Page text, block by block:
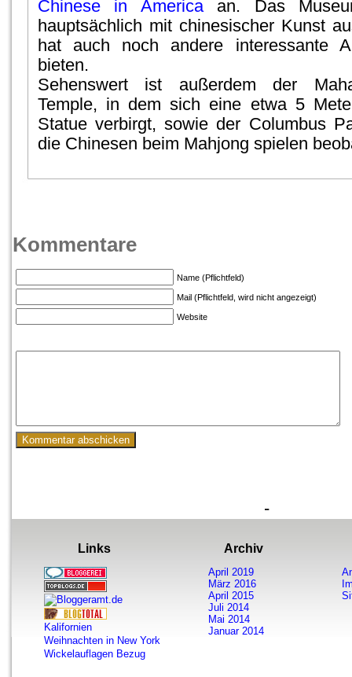
Chinese in Americaan. Das
hauptsächlich mit chinesischer Kunst
hat auch noch andere interessante
bieten.
Sehenswert ist außerdem der
Temple, in dem sich eine etwa 5
Statue verbirgt, sowie der Columbus
die Chinesen beim Mahjong spielen
Kommentare
Name (Pflichtfeld)
Mail (Pflichtfeld, wird nicht angezeigt)
Website
-
Links
Kalifornien
Weihnachten in New York
Wickelauflagen Bezug
Archiv
April 2019
März 2016
April 2015
Juli 2014
Mai 2014
Januar 2014